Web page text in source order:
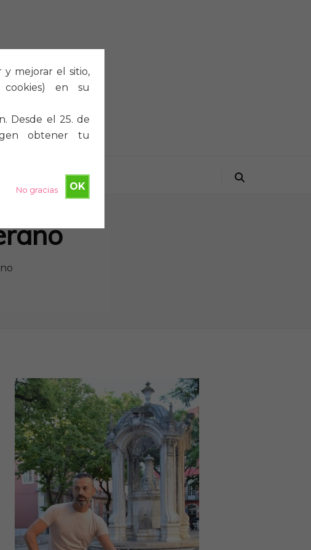
mejorar el sitio,
cookies) en su
Desde el 25. de
obtener tu
OK
No gracias